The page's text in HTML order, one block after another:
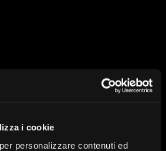
i cookie
personalizzare contenuti ed
e Strutture Anatomiche